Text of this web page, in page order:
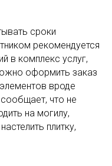
сроки
рекомендуется
в комплекс услуг,
оформить заказ
вроде
сообщает, что не
на могилу,
плитку,